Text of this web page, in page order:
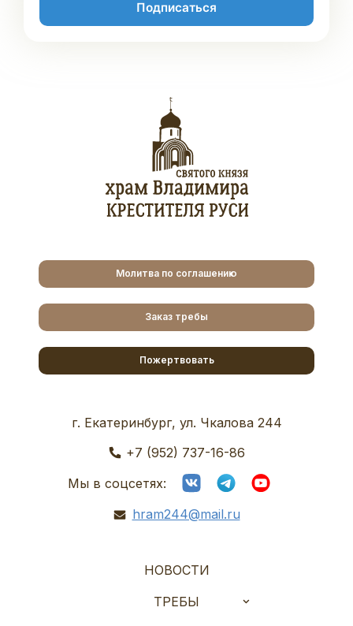
Подписаться
Молитва по соглашению
Заказ требы
Пожертвовать
г. Екатеринбург, ул. Чкалова 244
+7 (952) 737-16-86
Мы в соцсетях:
hram244@mail.ru
НОВОСТИ
ТРЕБЫ